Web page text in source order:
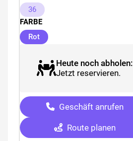
36
FARBE
Rot(ausgewählt)
Heute noch abholen:
Jetzt reservieren.
Geschäft anrufen
Route planen